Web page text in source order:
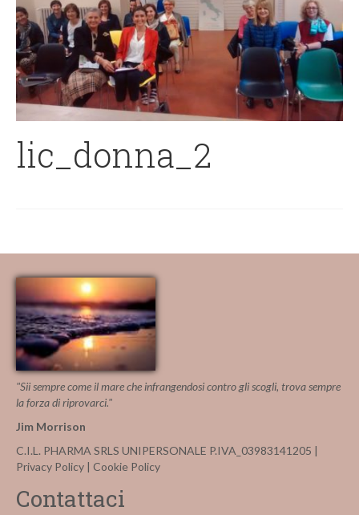
lic_donna_2
"Sii sempre come il mare che infrangendosi contro gli scogli, trova sempre
la forza di riprovarci."
Jim Morrison
C.I.L. PHARMA SRLS UNIPERSONALE P.IVA_03983141205 |
Privacy Policy | Cookie Policy
Contattaci